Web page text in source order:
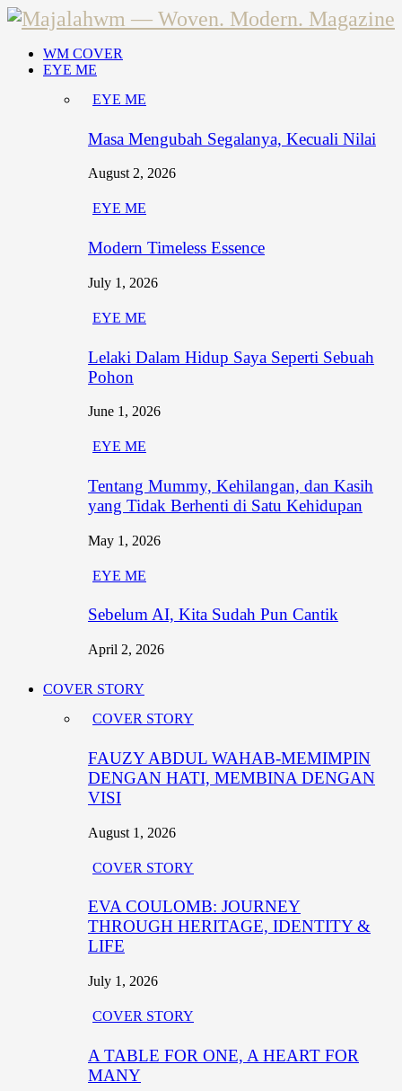
WM COVER
EYE ME
EYE ME
Masa Mengubah Segalanya, Kecuali Nilai
August 2, 2026
EYE ME
Modern Timeless Essence
July 1, 2026
EYE ME
Lelaki Dalam Hidup Saya Seperti Sebuah
Pohon
June 1, 2026
EYE ME
Tentang Mummy, Kehilangan, dan Kasih
yang Tidak Berhenti di Satu Kehidupan
May 1, 2026
EYE ME
Sebelum AI, Kita Sudah Pun Cantik
April 2, 2026
COVER STORY
COVER STORY
FAUZY ABDUL WAHAB-MEMIMPIN
DENGAN HATI, MEMBINA DENGAN
VISI
August 1, 2026
COVER STORY
EVA COULOMB: JOURNEY
THROUGH HERITAGE, IDENTITY &
LIFE
July 1, 2026
COVER STORY
A TABLE FOR ONE, A HEART FOR
MANY